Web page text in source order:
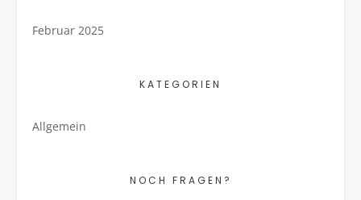
Februar 2025
KATEGORIEN
Allgemein
NOCH FRAGEN?